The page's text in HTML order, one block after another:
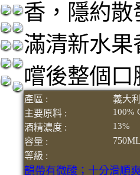
香，隱約
滿清新水
嚐後整個
產區 :
義大利
主要原料 :
100%
酒精濃度 : 13%
容量 :
750ML
等級 :
韻帶有微酸；十分滑順